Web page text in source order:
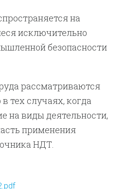
на
исключительно
безопасности
рассматриваются
тех случаях, когда
на виды деятельности,
применения
НДТ.